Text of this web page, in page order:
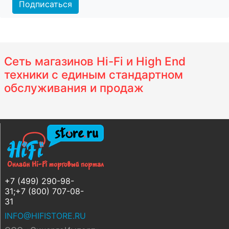
Подписаться
Сеть магазинов Hi-Fi и High End
техники с единым стандартном
обслуживания и продаж
+7 (499) 290-98-
31;+7 (800) 707-08-
31
INFO@HIFISTORE.RU